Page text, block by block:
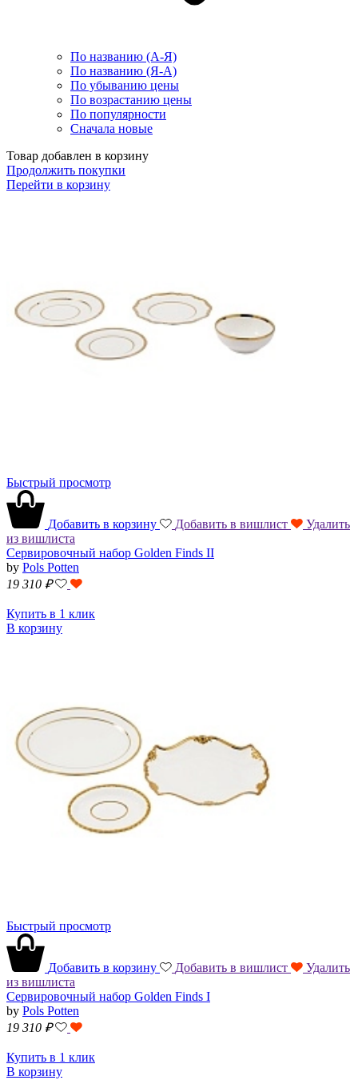
По названию (А-Я)
По названию (Я-А)
По убыванию цены
По возрастанию цены
По популярности
Сначала новые
Товар добавлен в корзину
Продолжить покупки
Перейти в корзину
Быстрый просмотр
Добавить в корзину Добавить в вишлист
Удалить
из вишлиста
Сервировочный набор Golden Finds II
by Pols Potten
19 310 ₽
Купить в 1 клик
В корзину
Быстрый просмотр
Добавить в корзину Добавить в вишлист
Удалить
из вишлиста
Сервировочный набор Golden Finds I
by Pols Potten
19 310 ₽
Купить в 1 клик
В корзину